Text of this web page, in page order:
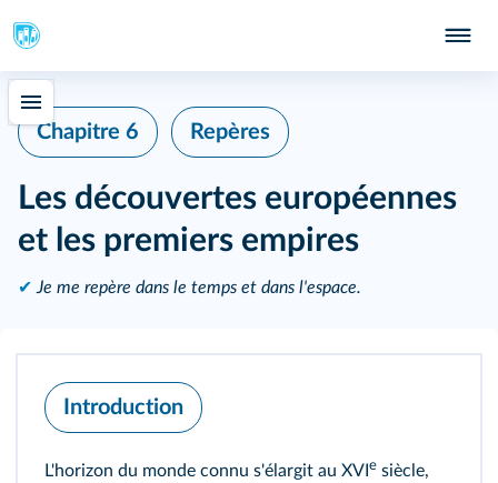
Chapitre 6 Repères
Les découvertes européennes
et les premiers empires
✔ Je me repère dans le temps et dans l'espace.
Introduction
L'horizon du monde connu s'élargit au XVI e siècle,